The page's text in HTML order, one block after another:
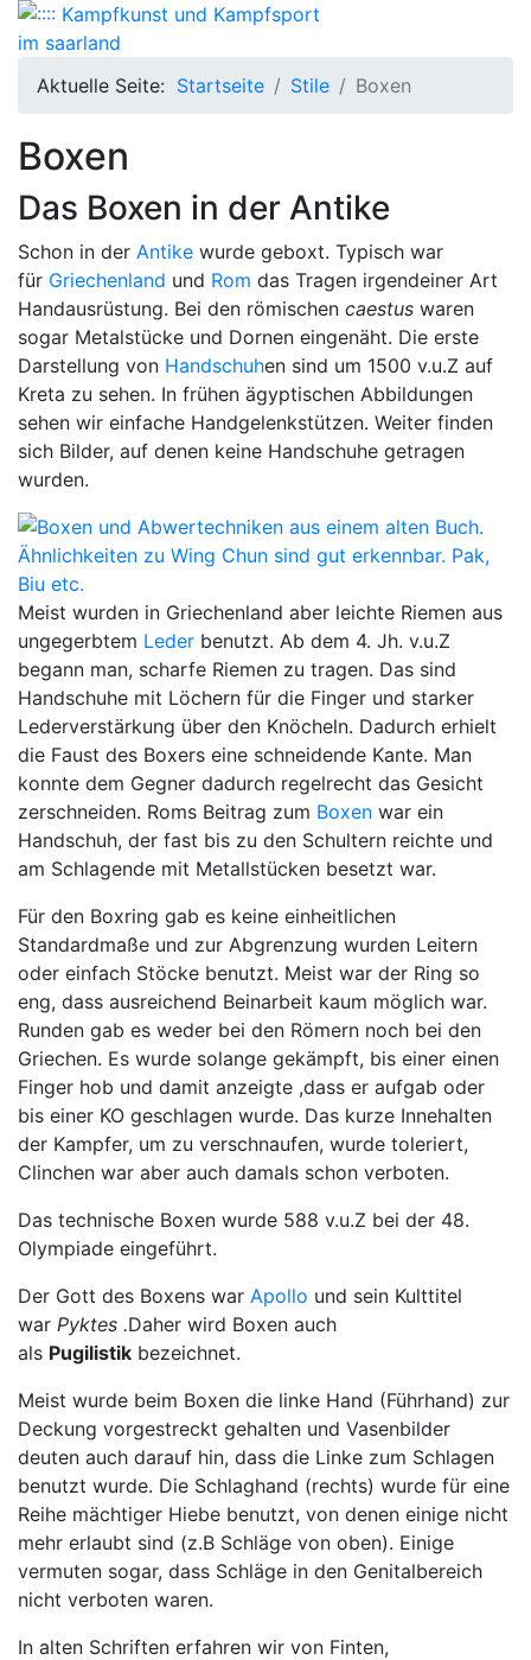
Aktuelle Seite: Startseite Stile Boxen
Boxen
Das Boxen in der Antike
Schon in der Antike wurde geboxt. Typisch war
für Griechenland und Rom das Tragen irgendeiner Art
Handausrüstung. Bei den römischen caestus waren
sogar Metalstücke und Dornen eingenäht. Die erste
Darstellung von Handschuhen sind um 1500 v.u.Z auf
Kreta zu sehen. In frühen ägyptischen Abbildungen
sehen wir einfache Handgelenkstützen. Weiter finden
sich Bilder, auf denen keine Handschuhe getragen
wurden.
Meist wurden in Griechenland aber leichte Riemen aus
ungegerbtem Leder benutzt. Ab dem 4. Jh. v.u.Z
begann man, scharfe Riemen zu tragen. Das sind
Handschuhe mit Löchern für die Finger und starker
Lederverstärkung über den Knöcheln. Dadurch erhielt
die Faust des Boxers eine schneidende Kante. Man
konnte dem Gegner dadurch regelrecht das Gesicht
zerschneiden. Roms Beitrag zum Boxen war ein
Handschuh, der fast bis zu den Schultern reichte und
am Schlagende mit Metallstücken besetzt war.
Für den Boxring gab es keine einheitlichen
Standardmaße und zur Abgrenzung wurden Leitern
oder einfach Stöcke benutzt. Meist war der Ring so
eng, dass ausreichend Beinarbeit kaum möglich war.
Runden gab es weder bei den Römern noch bei den
Griechen. Es wurde solange gekämpft, bis einer einen
Finger hob und damit anzeigte ,dass er aufgab oder
bis einer KO geschlagen wurde. Das kurze Innehalten
der Kampfer, um zu verschnaufen, wurde toleriert,
Clinchen war aber auch damals schon verboten.
Das technische Boxen wurde 588 v.u.Z bei der 48.
Olympiade eingeführt.
Der Gott des Boxens war Apollo und sein Kulttitel
war Pyktes .Daher wird Boxen auch
als Pugilistik bezeichnet.
Meist wurde beim Boxen die linke Hand (Führhand) zur
Deckung vorgestreckt gehalten und Vasenbilder
deuten auch darauf hin, dass die Linke zum Schlagen
benutzt wurde. Die Schlaghand (rechts) wurde für eine
Reihe mächtiger Hiebe benutzt, von denen einige nicht
mehr erlaubt sind (z.B Schläge von oben). Einige
vermuten sogar, dass Schläge in den Genitalbereich
nicht verboten waren.
In alten Schriften erfahren wir von Finten,